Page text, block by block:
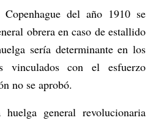
del año 1910 se
obrera en caso de estallido
sería determinante en los
vinculados con el esfuerzo
no se aprobó.
general revolucionaria